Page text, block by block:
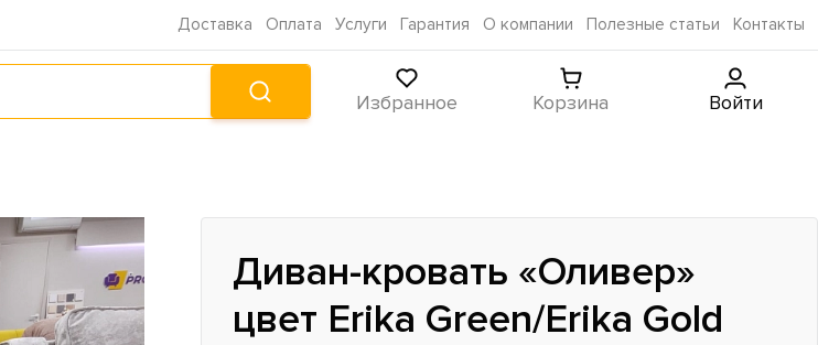
Доставка Оплата Услуги Гарантия О компании Полезные статьи Контакты
Избранное Корзина Войти
Диван-кровать «Оливер»
цвет Erika Green/Erika Gold